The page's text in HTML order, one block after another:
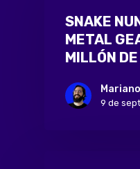
SNAKE
METAL
MILLÓN
9 de